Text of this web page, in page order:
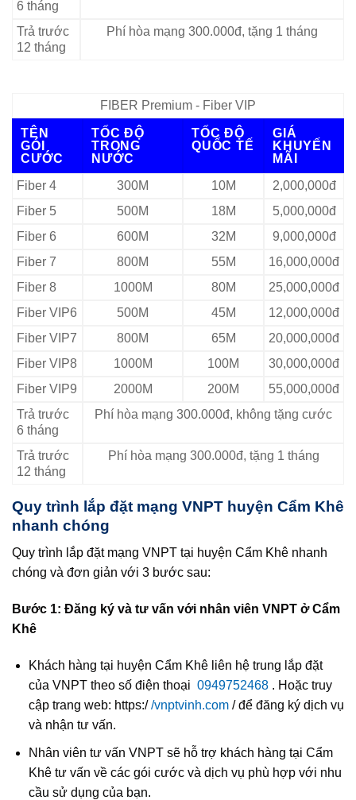
6 tháng
Trả trước
12 tháng
Phí hòa mạng 300.000đ, tặng 1 tháng
FIBER Premium - Fiber VIP
TÊN
GÓI
CƯỚC
TỐC ĐỘ
TRONG
NƯỚC
TỐC ĐỘ
QUỐC TẾ
GIÁ
KHUYẾN
MÃI
Fiber 4
300M 10M
2,000,000đ
Fiber 5
500M 18M
5,000,000đ
Fiber 6
600M 32M
9,000,000đ
Fiber 7
800M 55M
16,000,000đ
Fiber 8
1000M 80M
25,000,000đ
Fiber VIP6
500M 45M
12,000,000đ
Fiber VIP7
800M 65M
20,000,000đ
Fiber VIP8
1000M 100M
30,000,000đ
Fiber VIP9
2000M 200M
55,000,000đ
Trả trước
6 tháng
Phí hòa mạng 300.000đ, không tặng cước
Trả trước
12 tháng
Phí hòa mạng 300.000đ, tặng 1 tháng
Quy trình lắp đặt mạng VNPT huyện Cẩm Khê
nhanh chóng
Quy trình lắp đặt mạng VNPT tại huyện Cẩm Khê nhanh
chóng và đơn giản với 3 bước sau:
Bước 1: Đăng ký và tư vấn với nhân viên VNPT ở Cẩm
Khê
Khách hàng tại huyện Cẩm Khê liên hệ trung lắp đặt
của VNPT theo số điện thoại 0949752468 . Hoặc truy
cập trang web: https:/ /vnptvinh.com / để đăng ký dịch vụ
và nhận tư vấn.
Nhân viên tư vấn VNPT sẽ hỗ trợ khách hàng tại Cẩm
Khê tư vấn về các gói cước và dịch vụ phù hợp với nhu
cầu sử dụng của bạn.